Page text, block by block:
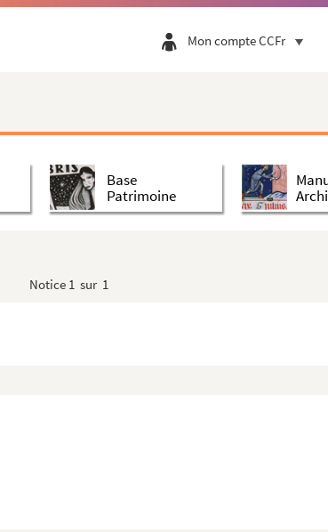
Mon compte CCFr
Base
Patrimoine
Notice 1 sur 1
en buste dans un ovale
main gauche son chapeau
en buste dans un ovale
dans sa main droite
bonnet